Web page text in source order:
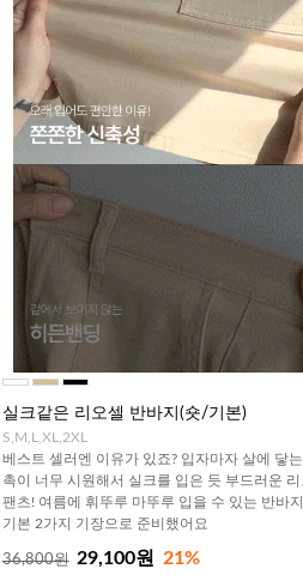
실크같은 리오셀 반바지(숏/기본)
S,M,L,XL,2XL
베스트 셀러엔 이유가 있죠? 입자마자 살에 닿
촉이 너무 시원해서 실크를 입은 듯 부드러운 리
팬츠! 여름에 휘뚜루 마뚜루 입을 수 있는 반바
기본 2가지 기장으로 준비했어요
36,800원 29,100원 21%